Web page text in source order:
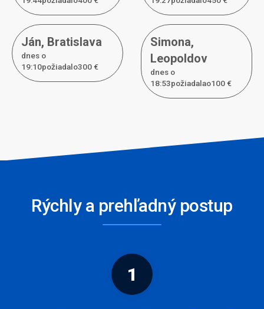
Ján, Bratislava
dnes o
19:10požiadalo300 €
Simona,
Leopoldov
dnes o
18:53požiadalao100 €
Rýchly a prehľadný postup
1